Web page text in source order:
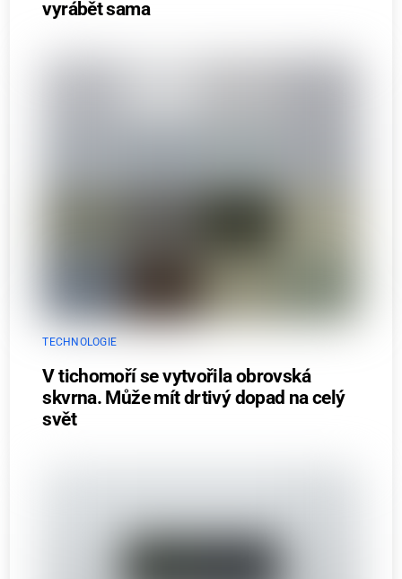
vyrábět sama
TECHNOLOGIE
V tichomoří se vytvořila obrovská
skvrna. Může mít drtivý dopad na celý
svět